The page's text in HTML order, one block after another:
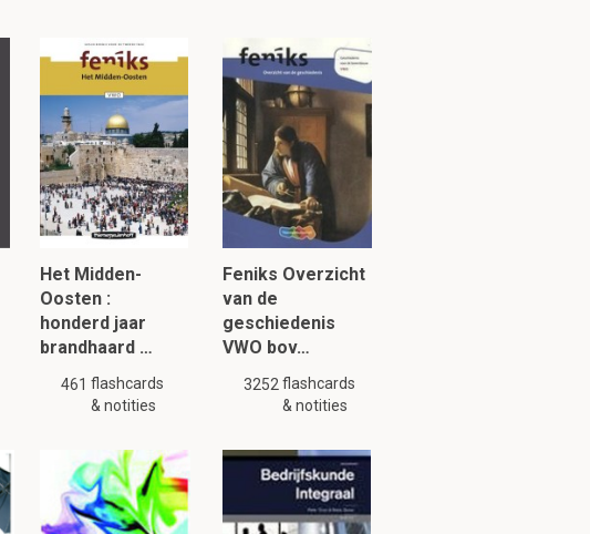
Het Midden-
Oosten :
honderd jaar
brandhaard …
461 flashcards
& notities
Feniks Overzicht
van de
geschiedenis
VWO bov…
3252 flashcards
& notities